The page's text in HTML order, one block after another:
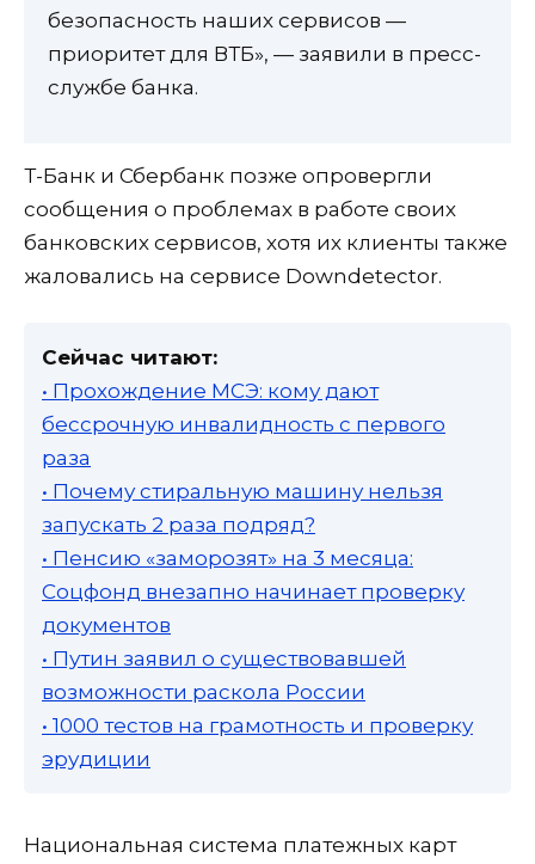
безопасность наших сервисов —
приоритет для ВТБ», — заявили в пресс-
службе банка.
Т-Банк и Сбербанк позже опровергли
сообщения о проблемах в работе своих
банковских сервисов, хотя их клиенты также
жаловались на сервисе Downdetector.
Сейчас читают:
• Прохождение МСЭ: кому дают
бессрочную инвалидность с первого
раза
• Почему стиральную машину нельзя
запускать 2 раза подряд?
• Пенсию «заморозят» на 3 месяца:
Соцфонд внезапно начинает проверку
документов
• Путин заявил о существовавшей
возможности раскола России
• 1000 тестов на грамотность и проверку
эрудиции
Национальная система платежных карт